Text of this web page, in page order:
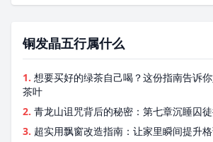
铜发晶五行属什么
1. 想要买好的绿茶自己喝？这份指南告诉
茶叶
2. 青龙山诅咒背后的秘密：第七章沉睡囚
3. 超实用飘窗改造指南：让家里瞬间提升格